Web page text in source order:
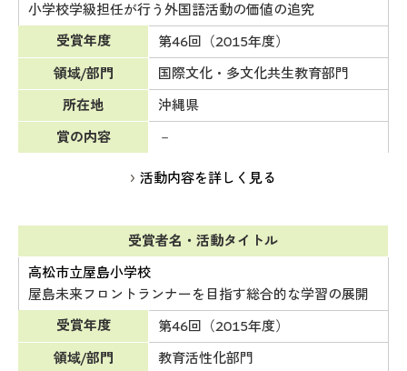
小学校学級担任が行う外国語活動の価値の追究
受賞年度
第46回（2015年度）
領域/部門
国際文化・多文化共生教育部門
所在地
沖縄県
賞の内容
－
活動内容を詳しく見る
受賞者名・活動タイトル
高松市立屋島小学校
屋島未来フロントランナーを目指す総合的な学習の展開
受賞年度
第46回（2015年度）
領域/部門
教育活性化部門